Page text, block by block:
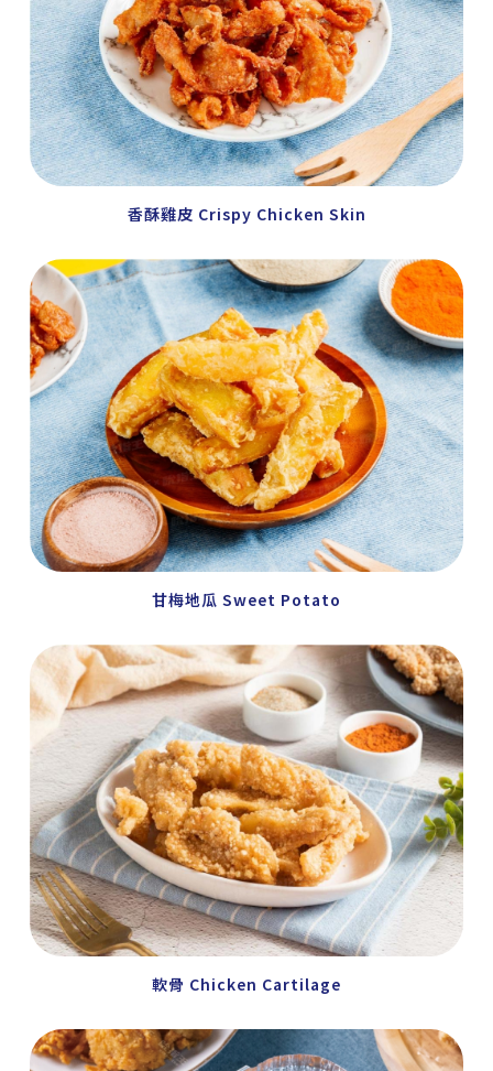
香酥雞皮 Crispy Chicken Skin
甘梅地瓜 Sweet Potato
軟骨 Chicken Cartilage